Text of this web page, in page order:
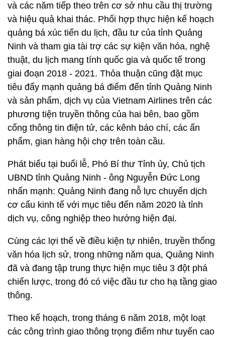
và các năm tiếp theo trên cơ sở nhu cầu thị trường
và hiệu quả khai thác. Phối hợp thực hiện kế hoạch
quảng bá xúc tiến du lịch, đầu tư của tỉnh Quảng
Ninh và tham gia tài trợ các sự kiện văn hóa, nghệ
thuật, du lịch mang tính quốc gia và quốc tế trong
giai đoạn 2018 - 2021. Thỏa thuận cũng đặt mục
tiêu đẩy mạnh quảng bá điểm đến tỉnh Quảng Ninh
và sản phẩm, dịch vụ của Vietnam Airlines trên các
phương tiện truyền thông của hai bên, bao gồm
cổng thông tin điện tử, các kênh báo chí, các ấn
phẩm, gian hàng hội chợ trên toàn cầu.
Phát biểu tại buổi lễ, Phó Bí thư Tỉnh ủy, Chủ tịch
UBND tỉnh Quảng Ninh - ông Nguyễn Đức Long
nhấn mạnh: Quảng Ninh đang nỗ lực chuyển dịch
cơ cấu kinh tế với mục tiêu đến năm 2020 là tỉnh
dịch vụ, công nghiệp theo hướng hiện đại.
Cùng các lợi thế về điều kiện tự nhiên, truyền thống
văn hóa lịch sử, trong những năm qua, Quảng Ninh
đã và đang tập trung thực hiện mục tiêu 3 đột phá
chiến lược, trong đó có việc đầu tư cho hạ tầng giao
thông.
Theo kế hoạch, trong tháng 6 năm 2018, một loạt
các công trình giao thông trọng điểm như tuyến cao